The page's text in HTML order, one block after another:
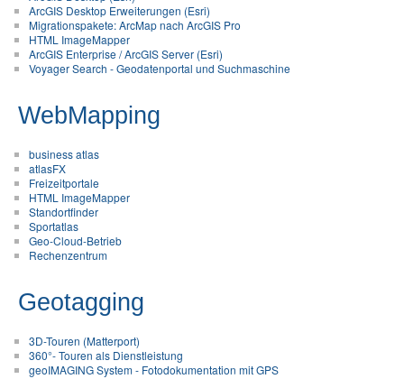
ArcGIS Desktop Erweiterungen (Esri)
Migrationspakete: ArcMap nach ArcGIS Pro
HTML ImageMapper
ArcGIS Enterprise / ArcGIS Server (Esri)
Voyager Search - Geodatenportal und Suchmaschine
WebMapping
business atlas
atlasFX
Freizeitportale
HTML ImageMapper
Standortfinder
Sportatlas
Geo-Cloud-Betrieb
Rechenzentrum
Geotagging
3D-Touren (Matterport)
360°- Touren als Dienstleistung
geoIMAGING System - Fotodokumentation mit GPS